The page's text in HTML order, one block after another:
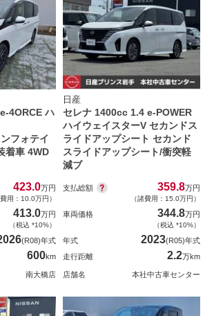
4ORCE ハ
フォテイ
着車 4WD
423.0万円
費用：10.0万円）
413.0万円
（税込 *10%）
(R08)年式
600km
南大橋店
日産
セレナ 1400cc 1.4 e-POWER
ハイウェイスターV セカンドス
ライドアップシート セカンド
スライドアップシート/衝突軽
減ブ
支払総額 359.8万円
（諸費用：15.0万円）
車両価格 344.8万円
（税込 *10%）
年式 2023(R05)年式
走行距離
2.2万km
店舗名 本社中古車センター